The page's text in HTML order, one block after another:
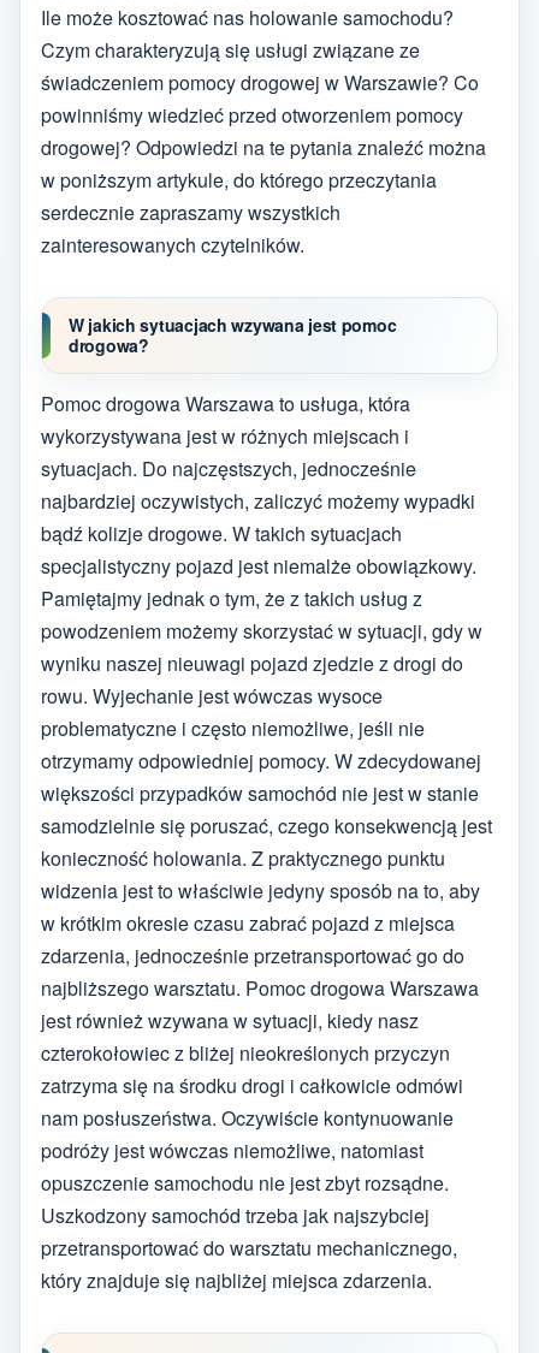
Ile może kosztować nas holowanie samochodu?
Czym charakteryzują się usługi związane ze
świadczeniem pomocy drogowej w Warszawie? Co
powinniśmy wiedzieć przed otworzeniem pomocy
drogowej? Odpowiedzi na te pytania znaleźć można
w poniższym artykule, do którego przeczytania
serdecznie zapraszamy wszystkich
zainteresowanych czytelników.
W jakich sytuacjach wzywana jest pomoc
drogowa?
Pomoc drogowa Warszawa to usługa, która
wykorzystywana jest w różnych miejscach i
sytuacjach. Do najczęstszych, jednocześnie
najbardziej oczywistych, zaliczyć możemy wypadki
bądź kolizje drogowe. W takich sytuacjach
specjalistyczny pojazd jest niemalże obowiązkowy.
Pamiętajmy jednak o tym, że z takich usług z
powodzeniem możemy skorzystać w sytuacji, gdy w
wyniku naszej nieuwagi pojazd zjedzie z drogi do
rowu. Wyjechanie jest wówczas wysoce
problematyczne i często niemożliwe, jeśli nie
otrzymamy odpowiedniej pomocy. W zdecydowanej
większości przypadków samochód nie jest w stanie
samodzielnie się poruszać, czego konsekwencją jest
konieczność holowania. Z praktycznego punktu
widzenia jest to właściwie jedyny sposób na to, aby
w krótkim okresie czasu zabrać pojazd z miejsca
zdarzenia, jednocześnie przetransportować go do
najbliższego warsztatu. Pomoc drogowa Warszawa
jest również wzywana w sytuacji, kiedy nasz
czterokołowiec z bliżej nieokreślonych przyczyn
zatrzyma się na środku drogi i całkowicie odmówi
nam posłuszeństwa. Oczywiście kontynuowanie
podróży jest wówczas niemożliwe, natomiast
opuszczenie samochodu nie jest zbyt rozsądne.
Uszkodzony samochód trzeba jak najszybciej
przetransportować do warsztatu mechanicznego,
który znajduje się najbliżej miejsca zdarzenia.